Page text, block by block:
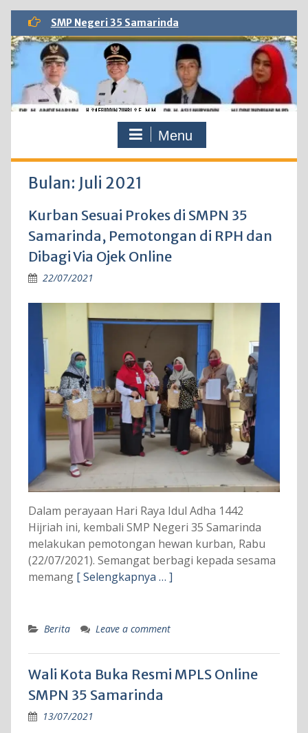
Skip
content
SMP Negeri 35 Samarinda
Menu
Bulan: Juli 2021
Kurban Sesuai Prokes di SMPN 35
Samarinda, Pemotongan di RPH dan
Dibagi Via Ojek Online
22/07/2021
Dalam perayaan Hari Raya Idul Adha 1442
Hijriah ini, kembali SMP Negeri 35 Samarinda
melakukan pemotongan hewan kurban, Rabu
(22/07/2021). Semangat berbagi kepada sesama
memang [ Selengkapnya … ]
Berita Leave a comment
Wali Kota Buka Resmi MPLS Online
SMPN 35 Samarinda
13/07/2021